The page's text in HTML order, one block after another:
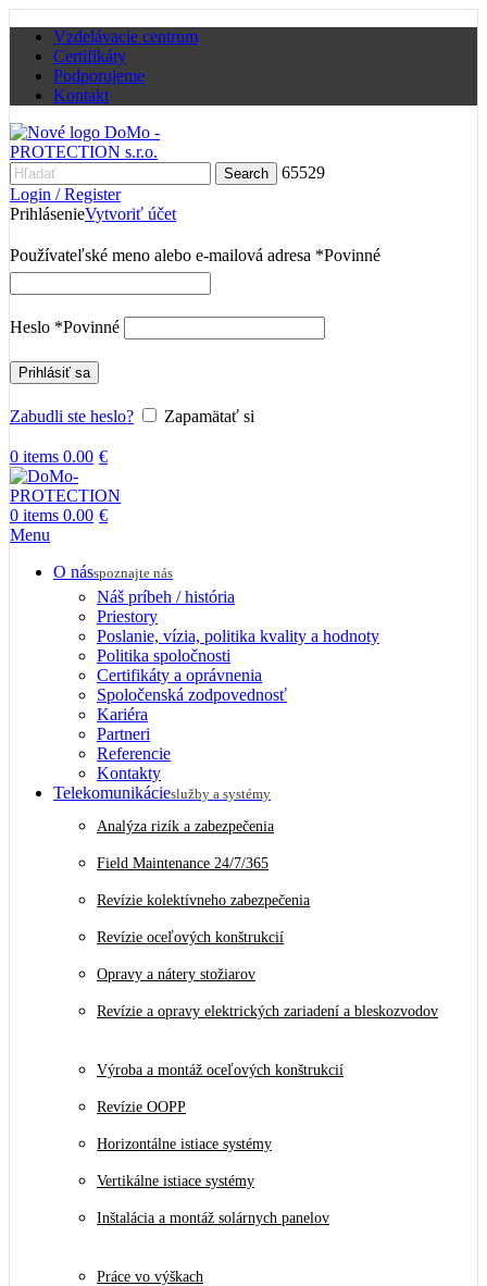
Vzdelávacie centrum
Certifikáty
Podporujeme
Kontakt
Search
65529
Login / Register
PrihlásenieVytvoriť účet
Používateľské meno alebo e-mailová adresa *Povinné
Heslo *Povinné
Prihlásiť sa
Zabudli ste heslo? Zapamätať si
0 items 0.00 €
0 items 0.00 €
Menu
O násspoznajte nás
Náš príbeh / história
Priestory
Poslanie, vízia, politika kvality a hodnoty
Politika spoločnosti
Certifikáty a oprávnenia
Spoločenská zodpovednosť
Kariéra
Partneri
Referencie
Kontakty
Telekomunikácieslužby a systémy
Analýza rizík a zabezpečenia
Field Maintenance 24/7/365
Revízie kolektívneho zabezpečenia
Revízie oceľových konštrukcií
Opravy a nátery stožiarov
Revízie a opravy elektrických zariadení a bleskozvodov
Výroba a montáž oceľových konštrukcií
Revízie OOPP
Horizontálne istiace systémy
Vertikálne istiace systémy
Inštalácia a montáž solárnych panelov
Práce vo výškach